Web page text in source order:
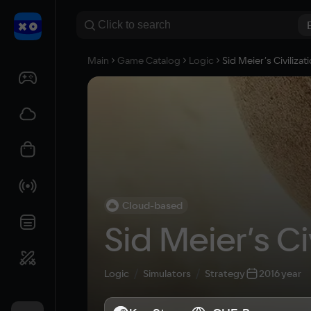
Main Game Catalog Logic Sid Meier’s
Cloud-based
Sid Meier’s
Logic Simulators Strategy 2016 year